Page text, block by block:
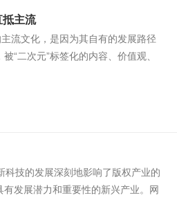
抵主流
流文化，是因为其自有的发展路径
二次元”标签化的内容、价值观、
技的发展深刻地影响了版权产业的
发展潜力和重要性的新兴产业。网